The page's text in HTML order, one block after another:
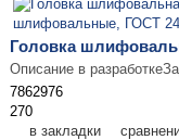
Головка
Описание в
7862976
270
в закладки